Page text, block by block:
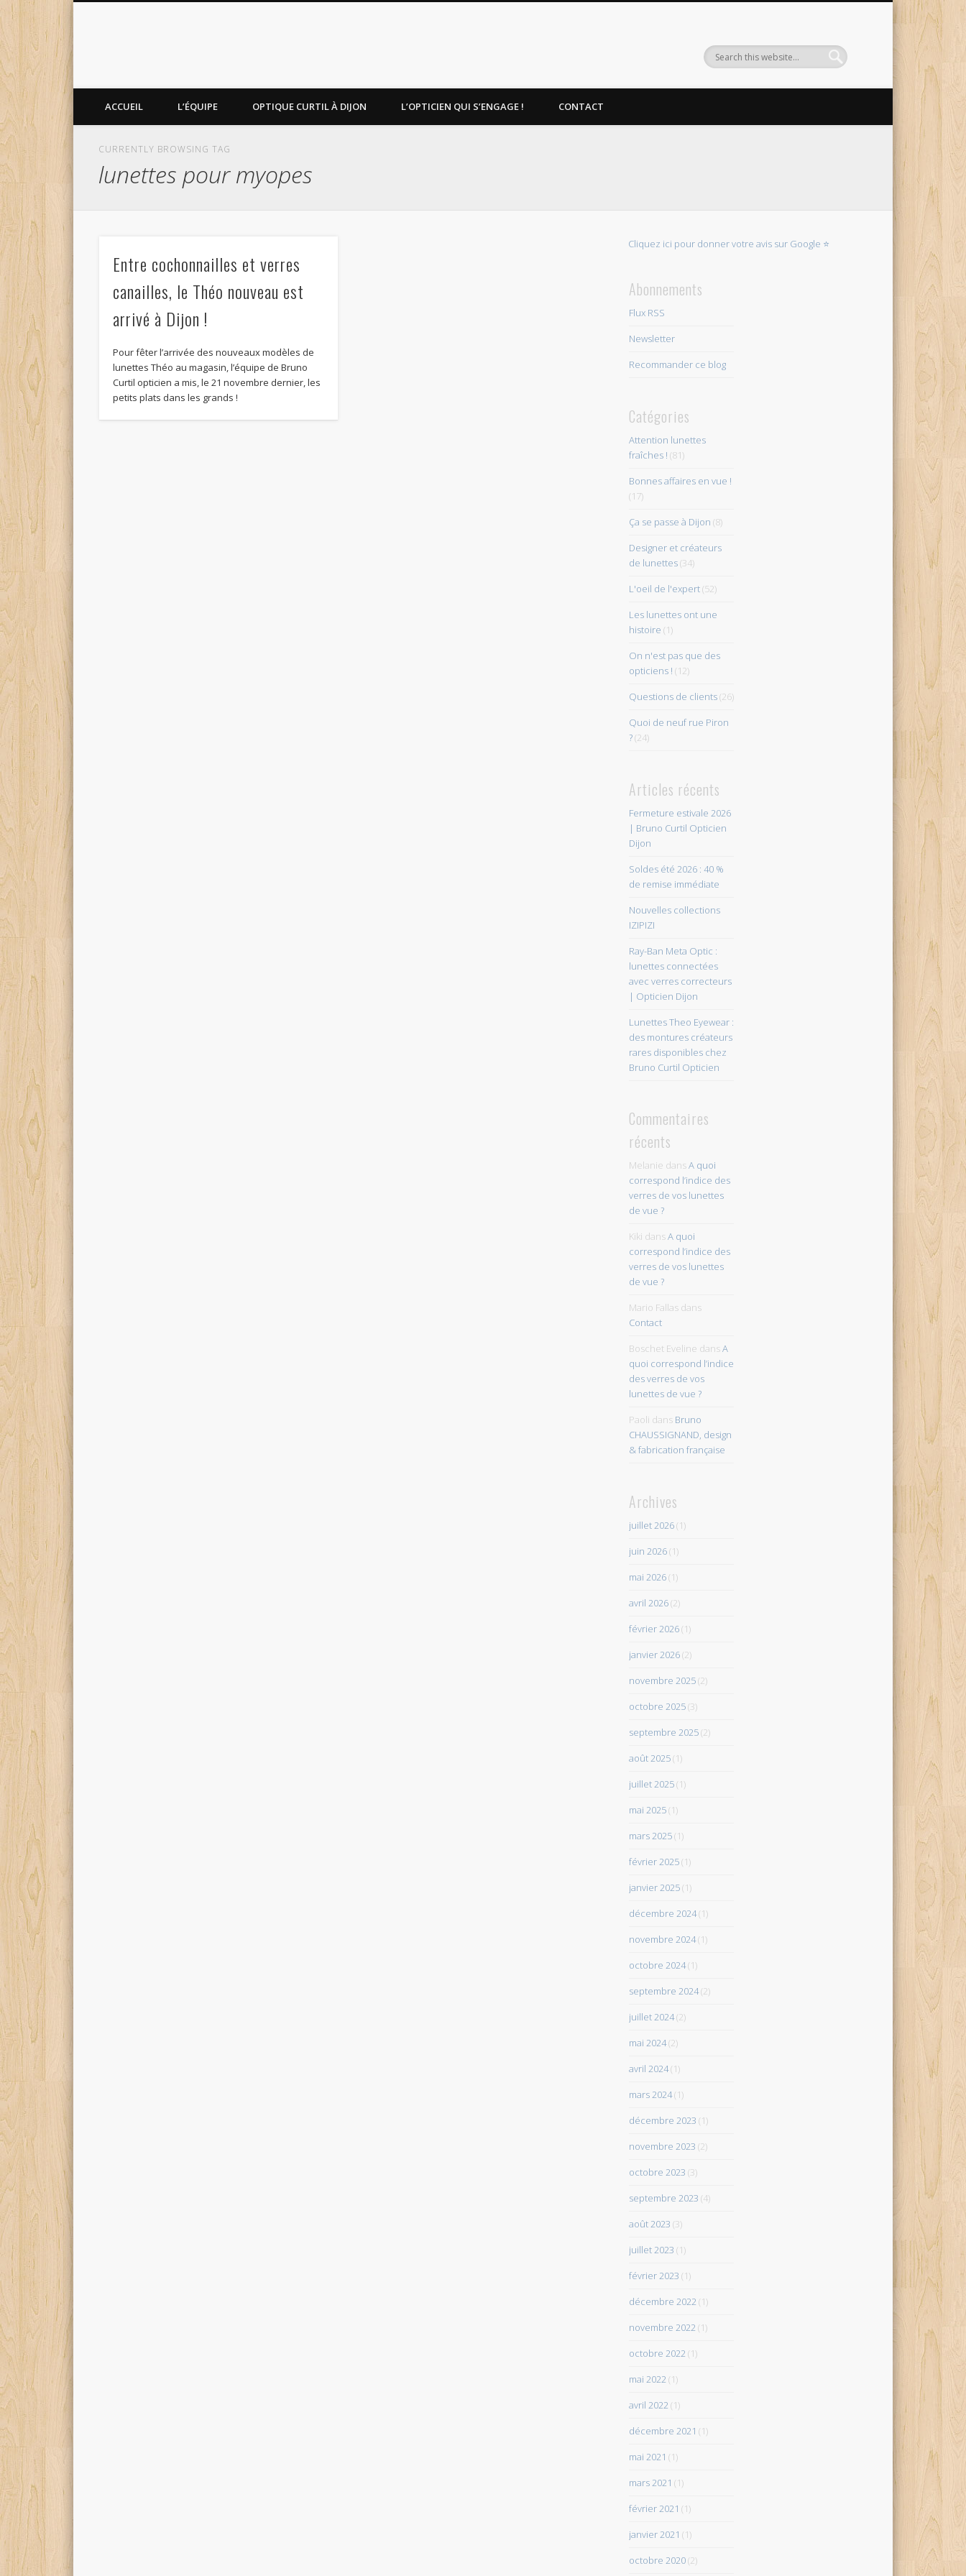
ACCUEIL L’ÉQUIPE OPTIQUE CURTIL À DIJON L’OPTICIEN QUI S’ENGAGE ! CONTACT
CURRENTLY BROWSING TAG
lunettes pour myopes
Entre cochonnailles et verres
canailles, le Théo nouveau est
arrivé à Dijon !
Pour fêter l’arrivée des nouveaux modèles de
lunettes Théo au magasin, l’équipe de Bruno
Curtil opticien a mis, le 21 novembre dernier, les
petits plats dans les grands !
Cliquez ici pour donner votre avis sur Google ⭐
Abonnements
Flux RSS
Newsletter
Recommander ce blog
Catégories
Attention lunettes
fraîches ! (81)
Bonnes affaires en vue !
(17)
Ça se passe à Dijon (8)
Designer et créateurs
de lunettes(34)
L'oeil de l'expert(52)
Les lunettes ont une
histoire (1)
On n'est pas que des
opticiens ! (12)
Questions de clients(26)
Quoi de neuf rue Piron
?(24)
Articles récents
Fermeture estivale 2026
| Bruno Curtil Opticien
Dijon
Soldes été 2026 : 40 %
de remise immédiate
Nouvelles collections
IZIPIZI
Ray-Ban Meta Optic :
lunettes connectées
avec verres correcteurs
| Opticien Dijon
Lunettes Theo Eyewear :
des montures créateurs
rares disponibles chez
Bruno Curtil Opticien
Commentaires
récents
Melanie dansA quoi
correspond l’indice des
verres de vos lunettes
de vue ?
Kiki dansA quoi
correspond l’indice des
verres de vos lunettes
de vue ?
Mario Fallasdans
Contact
Boschet Eveline dansA
quoi correspond l’indice
des verres de vos
lunettes de vue ?
Paoli dans Bruno
CHAUSSIGNAND, design
& fabrication française
Archives
juillet 2026(1)
juin 2026(1)
mai 2026(1)
avril 2026(2)
février 2026(1)
janvier 2026(2)
novembre 2025(2)
octobre 2025(3)
septembre 2025(2)
août 2025(1)
juillet 2025(1)
mai 2025(1)
mars 2025(1)
février 2025(1)
janvier 2025(1)
décembre 2024(1)
novembre 2024(1)
octobre 2024(1)
septembre 2024(2)
juillet 2024(2)
mai 2024(2)
avril 2024(1)
mars 2024(1)
décembre 2023 (1)
novembre 2023 (2)
octobre 2023 (3)
septembre 2023 (4)
août 2023 (3)
juillet 2023 (1)
février 2023 (1)
décembre 2022 (1)
novembre 2022 (1)
octobre 2022 (1)
mai 2022 (1)
avril 2022 (1)
décembre 2021 (1)
mai 2021 (1)
mars 2021 (1)
février 2021 (1)
janvier 2021 (1)
octobre 2020(2)